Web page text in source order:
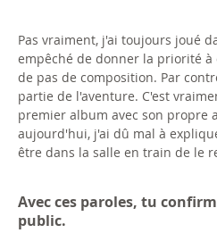
Pas vraiment, j'ai toujours joué
empêché de donner la priorité
de pas de composition. Par
partie de l'aventure. C'est
premier album avec son propre
aujourd'hui, j'ai dû mal à
être dans la salle en train de le
Avec ces paroles, tu
public.